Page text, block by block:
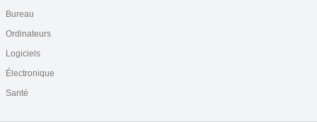
Bureau
Ordinateurs
Logiciels
Électronique
Santé